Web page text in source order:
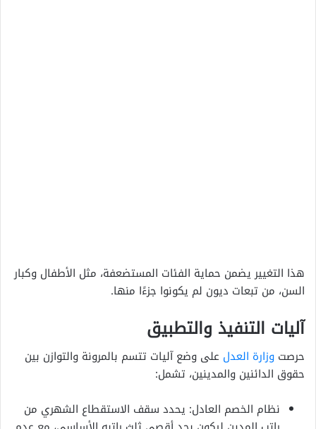
هذا التغيير يضمن حماية الفئات المستضعفة، مثل الأطفال وكبار
السن، من تبعات ديون لم يكونوا جزءًا منها.
آليات التنفيذ والتطبيق
حرصت وزارة العدل على وضع آليات تتسم بالمرونة والتوازن بين
حقوق الدائنين والمدينين، تشمل:
نظام الخصم العادل: يحدد سقف الاستقطاع الشهري من